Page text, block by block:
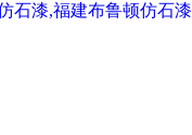
石漆,福建布鲁顿仿石漆